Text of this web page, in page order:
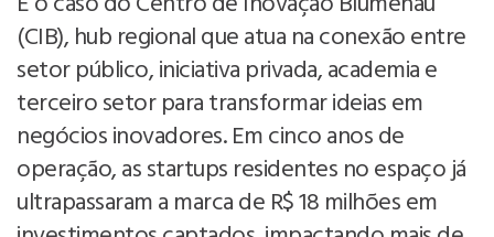
(CIB), hub regional que atua na conexão entre
setor público, iniciativa privada, academia e
terceiro setor para transformar ideias em
negócios inovadores. Em cinco anos de
operação, as startups residentes no espaço já
ultrapassaram a marca de R$ 18 milhões em